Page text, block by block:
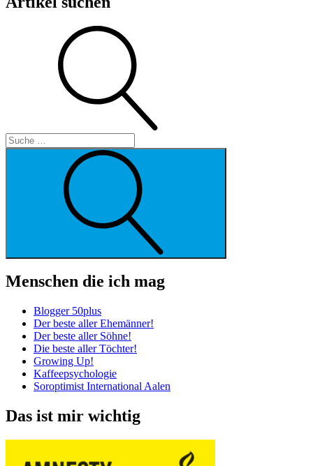
Menschen die ich mag
Blogger 50plus
Der beste aller Ehemänner!
Der beste aller Söhne!
Die beste aller Töchter!
Growing Up!
Kaffeepsychologie
Soroptimist International Aalen
Das ist mir wichtig